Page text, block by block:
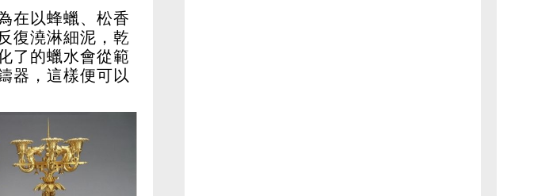
在以蜂蠟、松香
復澆淋細泥，乾
了的蠟水會從範
器，這樣便可以